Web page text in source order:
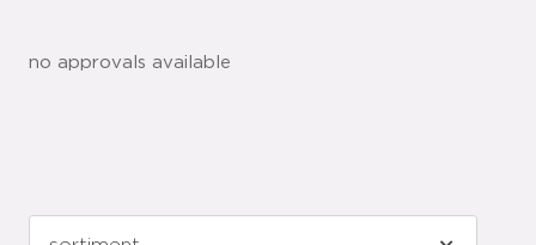
no approvals available